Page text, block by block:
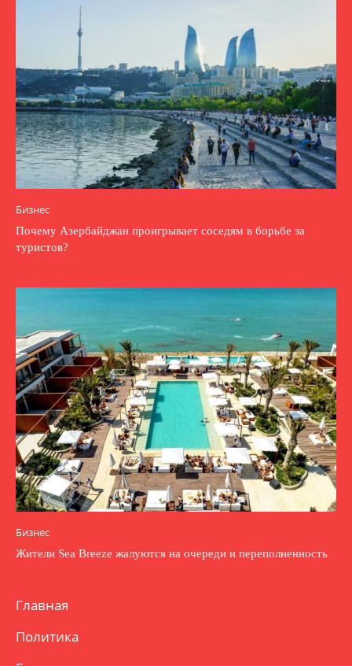
Бизнес
Почему Азербайджан проигрывает соседям в борьбе за
туристов?
Бизнес
Жители Sea Breeze жалуются на очереди и переполненность
Главная
Политика